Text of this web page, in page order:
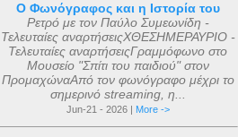
Ο Φωνόγραφος και η Ιστορία του
Ρετρό με τον Παύλο Συμεωνίδη -
Τελευταίες αναρτήσειςΧΘΕΣΗΜΕΡΑΥΡΙΟ -
Τελευταίες αναρτήσειςΓραμμόφωνο στο
Μουσείο "Σπίτι του παιδιού" στον
ΠρομαχώναΑπό τον φωνόγραφο μέχρι το
σημερινό streaming, η...
Jun-21 - 2026 | More ->